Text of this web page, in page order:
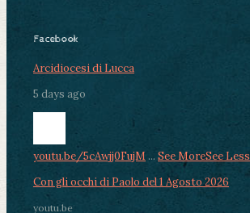
Facebook
Arcidiocesi di Lucca
5 days ago
youtu.be/5cAwjj0FujM ... See MoreSee Less
Con gli occhi di Paolo del 1 Agosto 2026
youtu.be